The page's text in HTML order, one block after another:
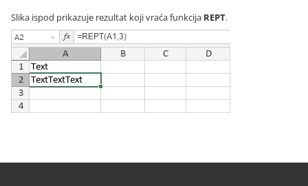
Slika ispod prikazuje rezultat koji vraća funkcija REPT.